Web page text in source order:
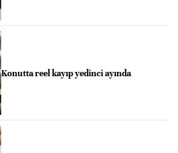
Konutta reel kayıp yedinci ayında